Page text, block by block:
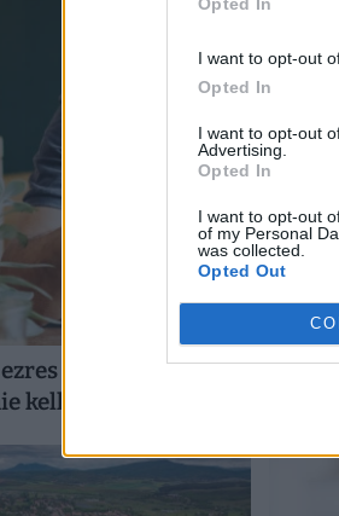
I want to opt-out
Opted In
I want to opt-out
Advertising.
Opted In
I want to opt-out
of my Personal
was collected.
Opted Out
bírságok a Balatonnál:
kell az idei nyáron